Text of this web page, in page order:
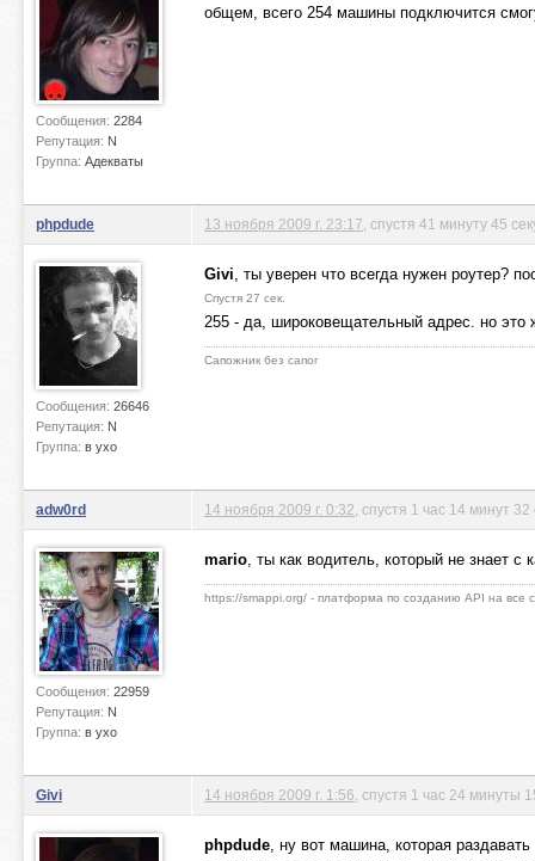
Сообщения: 2284
Репутация: N
Группа: Адекваты
общем, всего 254 машины подключится
phpdude
Сообщения: 26646
Репутация: N
Группа: в ухо
13 ноября 2009 г. 23:17 , спустя 41 минуту 45
Givi, ты уверен что всегда нужен роутер?
Спустя 27 сек.
255 - да, широковещательный адрес. но это
Сапожник без сапог
adw0rd
Сообщения: 22959
Репутация: N
Группа: в ухо
14 ноября 2009 г. 0:32 , спустя 1 час 14 минут
mario, ты как водитель, который не знает
https://smappi.org/ - платформа по созданию API на все
Givi 14 ноября 2009 г. 1:56 , спустя 1 час 24 минуты
phpdude, ну вот машина, которая